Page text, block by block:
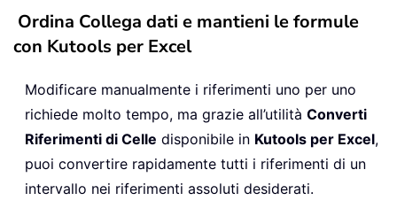
Ordina Collega dati e mantieni le formule
con Kutools per Excel
Modificare manualmente i riferimenti uno per uno
richiede molto tempo, ma grazie all’utilità Converti
Riferimenti di Celle disponibile in Kutools per Excel,
puoi convertire rapidamente tutti i riferimenti di un
intervallo nei riferimenti assoluti desiderati.